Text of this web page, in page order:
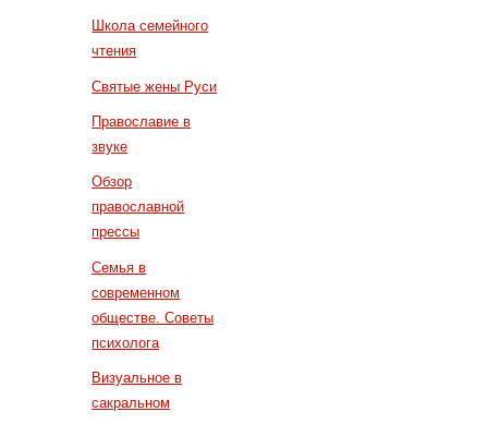
Школа семейного
чтения
Святые жены Руси
Православие в
звуке
Обзор
православной
прессы
Семья в
современном
обществе. Советы
психолога
Визуальное в
сакральном